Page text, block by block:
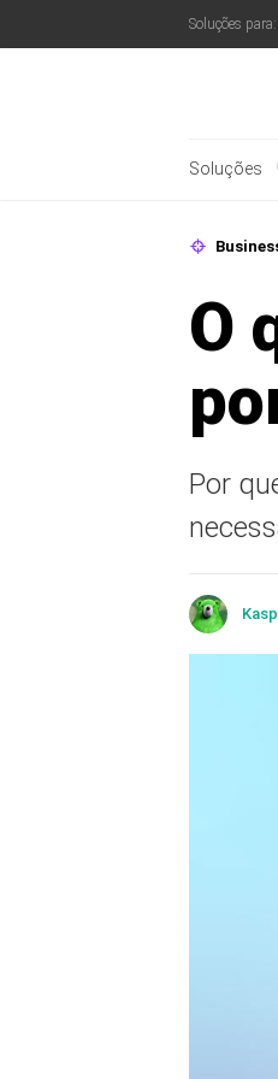
Soluções para:
Soluções
O
Por